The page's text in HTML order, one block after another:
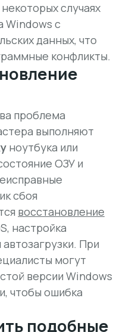
случаях
Windows с
данных, что
конфликты.
проблема
выполняют
ноутбука или
ОЗУ и
сбоя
восстановление
настройка
При
могут
версии Windows
чтобы ошибка
подобные